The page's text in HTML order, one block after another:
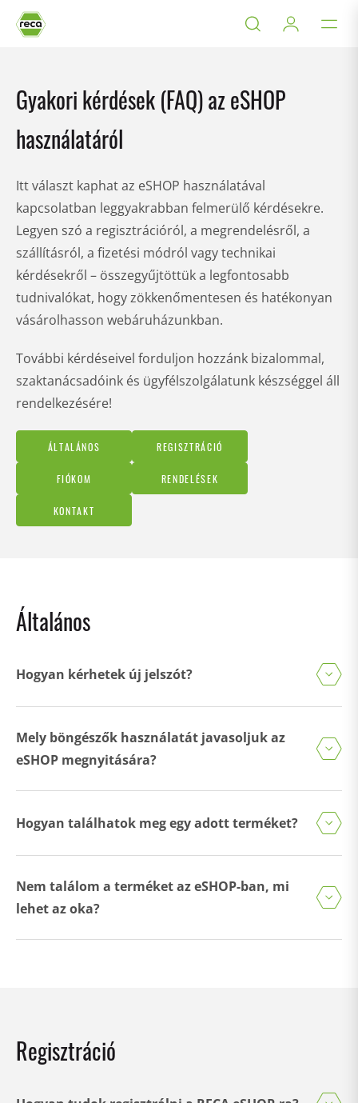
Gyakori kérdések (FAQ) az eSHOP
használatáról
Itt választ kaphat az eSHOP használatával
kapcsolatban leggyakrabban felmerülő kérdésekre.
Legyen szó a regisztrációról, a megrendelésről, a
szállításról, a fizetési módról vagy technikai
kérdésekről – összegyűjtöttük a legfontosabb
tudnivalókat, hogy zökkenőmentesen és hatékonyan
vásárolhasson webáruházunkban.
További kérdéseivel forduljon hozzánk bizalommal,
szaktanácsadóink és ügyfélszolgálatunk készséggel áll
rendelkezésére!
ÁLTALÁNOS REGISZTRÁCIÓ
FIÓKOM RENDELÉSEK
KONTAKT
Általános
Hogyan kérhetek új jelszót?
Mely böngészők használatát javasoljuk az
eSHOP megnyitására?
Hogyan találhatok meg egy adott terméket?
Nem találom a terméket az eSHOP-ban, mi
lehet az oka?
Regisztráció